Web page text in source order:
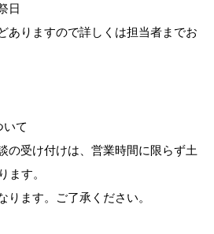
日
ありますので詳しくは担当者までお
いて
の受け付けは、営業時間に限らず土
ます。
ます。ご了承ください。